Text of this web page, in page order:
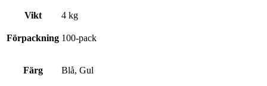
Vikt 4 kg
Förpackning 100-pack
Färg Blå, Gul